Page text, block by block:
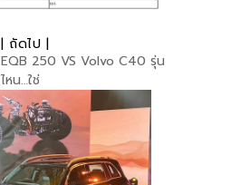
| ถัดไป |
EQB 250 VS Volvo C40 รุ่น
ไหน…ใช่